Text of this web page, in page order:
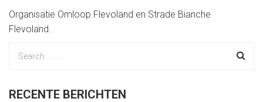
Organisatie Omloop Flevoland en Strade Bianche
Flevoland.
RECENTE BERICHTEN